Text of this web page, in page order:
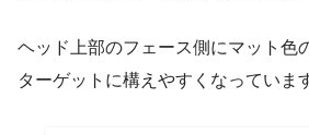
ヘッド上部のフェース側にマット色
ターゲットに構えやすくなっていま